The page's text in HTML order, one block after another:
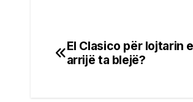
Post
El Clasico për lojtarin
arrijë ta blejë?